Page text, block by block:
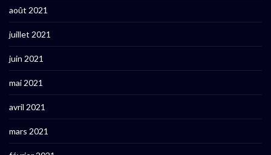
août 2021
juillet 2021
juin 2021
mai 2021
avril 2021
mars 2021